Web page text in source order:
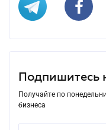
Подпишитесь
Получайте по
бизнеса